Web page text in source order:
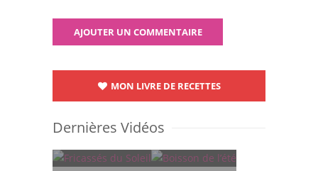
MON LIVRE DE RECETTES
Dernières Vidéos